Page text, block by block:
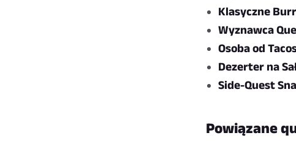
Klasyczne
Wyznawca
Osoba od
Dezerter na
Side-Quest
Powiązane